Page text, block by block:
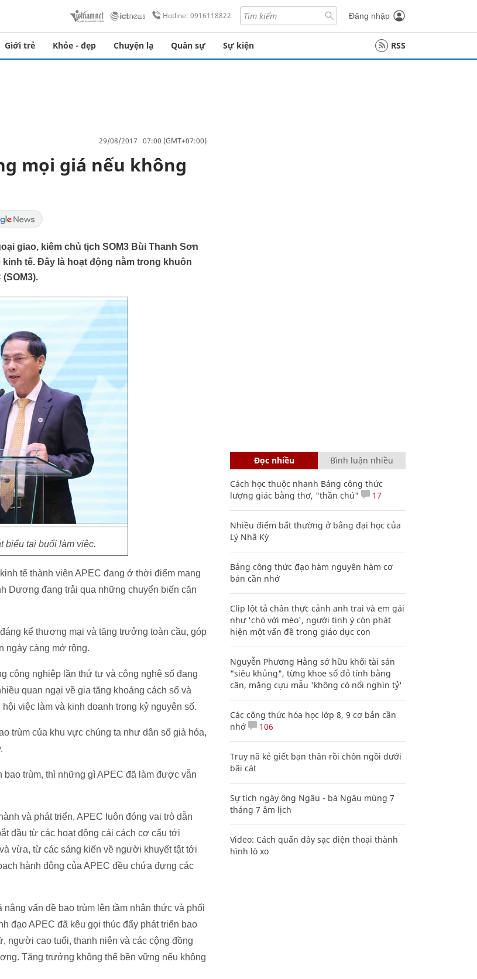
Hotline: 0916118822 Đăng nhập
Giới trẻ Khỏe - đẹp Chuyện lạ Quân sự Sự kiện RSS
29/08/2017 07:00 (GMT+07:00)
mọi giá nếu không
giao, kiêm chủ tịch SOM3 Bùi Thanh Sơn
tế. Đây là hoạt động nằm trong khuôn
biểu tại buổi làm việc.
tế thành viên APEC đang ở thời điểm mang
Dương đang trải qua những chuyển biến căn
kể thương mại và tăng trưởng toàn cầu, góp
ngày càng mở rộng.
công nghiệp lần thứ tư và công nghệ số đang
quan ngại về gia tăng khoảng cách số và
việc làm và kinh doanh trong kỷ nguyên số.
trùm của khu vực chúng ta như dân số già hóa,
bao trùm, thì những gì APEC đã làm được vẫn
và phát triển, APEC luôn đóng vai trò dẫn
đầu từ các hoạt động cải cách cơ cấu tới
vừa, từ các sáng kiến về người khuyết tật tới
hành động của APEC đều chứa đựng các
vấn đề bao trùm lên tầm nhận thức và phối
đạo APEC đã kêu gọi thúc đẩy phát triển bao
người cao tuổi, thanh niên và các cộng đồng
Tăng trưởng không thể bền vững nếu không
Đọc nhiều Bình luận nhiều
Cách học thuộc nhanh Bảng công thức
lượng giác bằng thơ, "thần chú"
17
Nhiều điểm bất thường ở bằng đại học của
Lý Nhã Kỳ
Bảng công thức đạo hàm nguyên hàm cơ
bản cần nhớ
Clip lột tả chân thực cảnh anh trai và em gái
như 'chó với mèo', người tinh ý còn phát
hiện một vấn đề trong giáo dục con
Nguyễn Phương Hằng sở hữu khối tài sản
"siêu khủng", từng khoe sổ đỏ tính bằng
cân, mắng cựu mẫu 'không có nổi nghìn tỷ'
Các công thức hóa học lớp 8, 9 cơ bản cần
nhớ
106
Truy nã kẻ giết bạn thân rồi chôn ngồi dưới
bãi cát
Sự tích ngày ông Ngâu - bà Ngâu mùng 7
tháng 7 âm lịch
Video: Cách quấn dây sạc điện thoại thành
hình lò xo